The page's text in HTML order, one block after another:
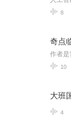
8
奇点
10
大班
4